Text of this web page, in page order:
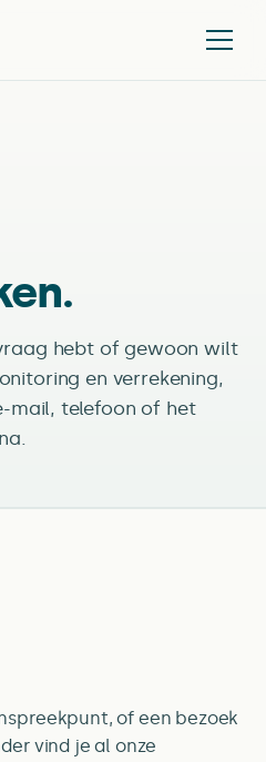
hebt of gewoon wilt
en verrekening,
mail, telefoon of het
of een bezoek
vind je al onze